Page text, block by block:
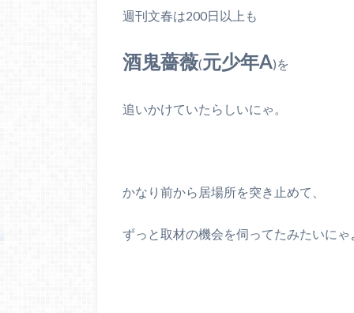
週刊文春は200日以上も
酒鬼薔薇(元少年A)を
追いかけていたらしいにゃ。
かなり前から居場所を突き止めて、
ずっと取材の機会を伺ってたみたいにゃ